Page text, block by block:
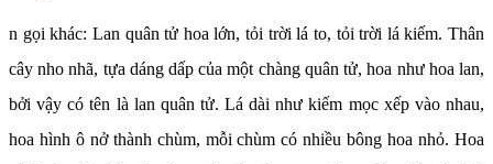
n gọi khác: Lan quân tử hoa lớn, tỏi trời lá to, tỏi trời lá kiếm. Thân
cây nho nhã, tựa dáng dấp của một chàng quân tử, hoa như hoa lan,
bởi vậy có tên là lan quân tử. Lá dài như kiếm mọc xếp vào nhau,
hoa hình ô nở thành chùm, mỗi chùm có nhiều bông hoa nhỏ. Hoa